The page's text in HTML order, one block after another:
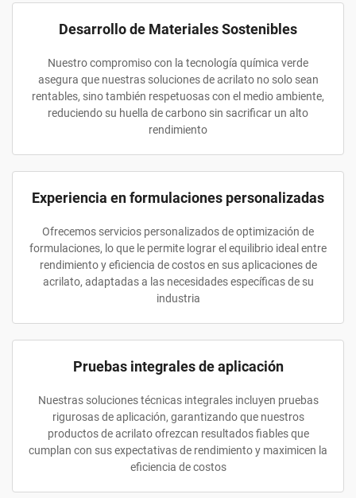
Desarrollo de Materiales Sostenibles
Nuestro compromiso con la tecnología química verde
asegura que nuestras soluciones de acrilato no solo sean
rentables, sino también respetuosas con el medio ambiente,
reduciendo su huella de carbono sin sacrificar un alto
rendimiento
Experiencia en formulaciones personalizadas
Ofrecemos servicios personalizados de optimización de
formulaciones, lo que le permite lograr el equilibrio ideal entre
rendimiento y eficiencia de costos en sus aplicaciones de
acrilato, adaptadas a las necesidades específicas de su
industria
Pruebas integrales de aplicación
Nuestras soluciones técnicas integrales incluyen pruebas
rigurosas de aplicación, garantizando que nuestros
productos de acrilato ofrezcan resultados fiables que
cumplan con sus expectativas de rendimiento y maximicen la
eficiencia de costos